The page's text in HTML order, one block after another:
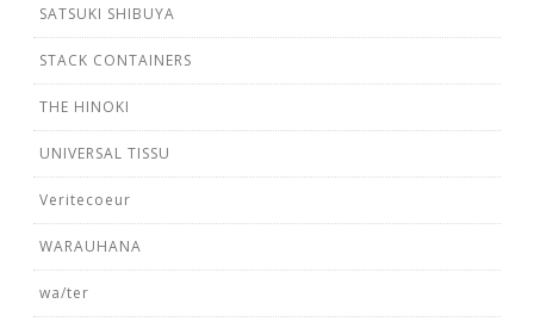
SATSUKI SHIBUYA
STACK CONTAINERS
THE HINOKI
UNIVERSAL TISSU
Veritecoeur
WARAUHANA
wa/ter